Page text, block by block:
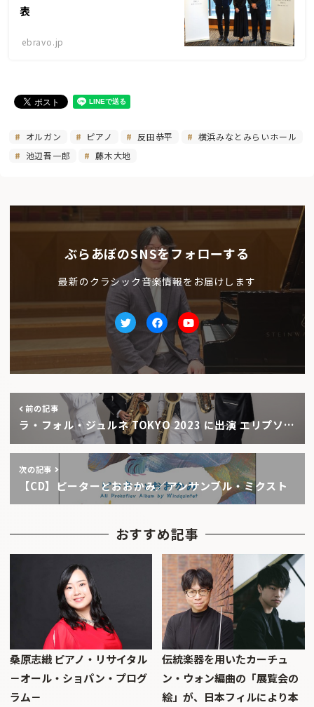
表
ebravo.jp
オルガン ピアノ 反田恭平
横浜みなとみらいホール
池辺晋一郎
藤木大地
ぶらあぼのSNSをフォローする
最新のクラシック音楽情報をお届けします
TwitterfacebookYoutube
前の記事
ラ・フォル・ジュルネ TOKYO 2023 に出演 エリプソ…
次の記事
【CD】ピーターとおおかみ／アンサンブル・ミクスト
おすすめ記事
桑原志織 ピアノ・リサイタル
－オール・ショパン・プログ
ラム－
伝統楽器を用いたカーチュ
ン・ウォン編曲の「展覧会の
絵」が、日本フィルにより本